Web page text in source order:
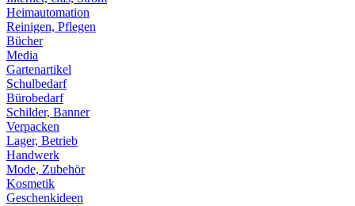
Heimautomation
Reinigen, Pflegen
Bücher
Media
Gartenartikel
Schulbedarf
Bürobedarf
Schilder, Banner
Verpacken
Lager, Betrieb
Handwerk
Mode, Zubehör
Kosmetik
Geschenkideen